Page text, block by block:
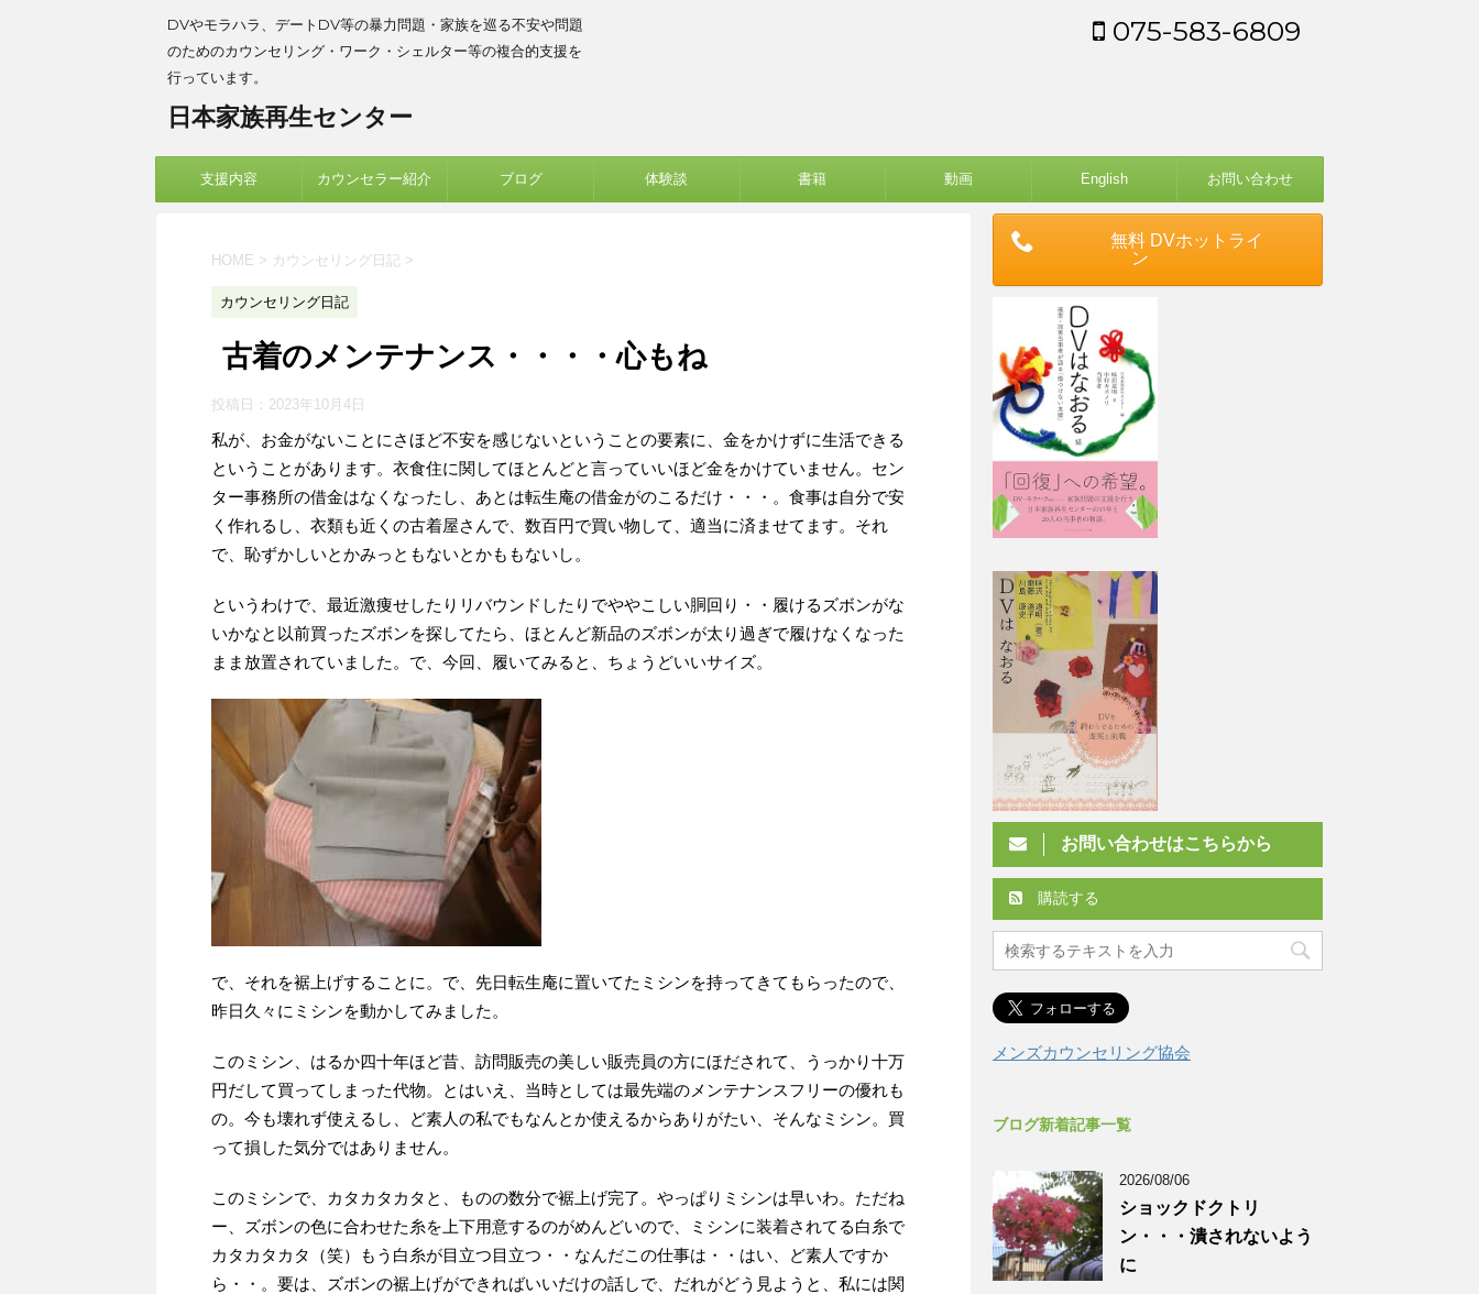
DVやモラハラ、デートDV等の暴力問題・家族を巡る不安や問題
のためのカウンセリング・ワーク・シェルター等の複合的支援を
行っています。
日本家族再生センター
075-583-6809
支援内容 カウンセラー紹介 ブログ 体験談 書籍 動画 English お問い合わせ
HOME > カウンセリング日記 >
カウンセリング日記
古着のメンテナンス・・・・心もね
投稿日： 2023年10月4日
私が、お金がないことにさほど不安を感じないということの要素に、金をかけずに生活できる
ということがあります。衣食住に関してほとんどと言っていいほど金をかけていません。セン
ター事務所の借金はなくなったし、あとは転生庵の借金がのこるだけ・・・。食事は自分で安
く作れるし、衣類も近くの古着屋さんで、数百円で買い物して、適当に済ませてます。それ
で、恥ずかしいとかみっともないとかももないし。
というわけで、最近激痩せしたりリバウンドしたりでややこしい胴回り・・履けるズボンがな
いかなと以前買ったズボンを探してたら、ほとんど新品のズボンが太り過ぎで履けなくなった
まま放置されていました。で、今回、履いてみると、ちょうどいいサイズ。
で、それを裾上げすることに。で、先日転生庵に置いてたミシンを持ってきてもらったので、
昨日久々にミシンを動かしてみました。
このミシン、はるか四十年ほど昔、訪問販売の美しい販売員の方にほだされて、うっかり十万
円だして買ってしまった代物。とはいえ、当時としては最先端のメンテナンスフリーの優れも
の。今も壊れず使えるし、ど素人の私でもなんとか使えるからありがたい、そんなミシン。買
って損した気分ではありません。
このミシンで、カタカタカタと、ものの数分で裾上げ完了。やっぱりミシンは早いわ。ただね
ー、ズボンの色に合わせた糸を上下用意するのがめんどいので、ミシンに装着されてる白糸で
カタカタカタ（笑）もう白糸が目立つ目立つ・・なんだこの仕事は・・はい、ど素人ですか
ら・・。要は、ズボンの裾上げができればいいだけの話しで、だれがどう見ようと、私には関
無料 DVホットライ
ン
お問い合わせはこちらから
購読する
メンズカウンセリング協会
ブログ新着記事一覧
2026/08/06
ショックドクトリ
ン・・・潰されないよう
に